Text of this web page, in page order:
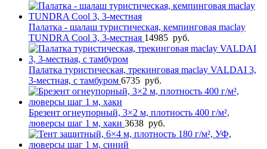
Палатка - шалаш туристическая, кемпинговая maclay
TUNDRA Cool 3, 3-местная 14985 руб.
Палатка туристическая, трекинговая maclay VALDAI 3,
3-местная, с тамбуром 6735 руб.
Брезент огнеупорный, 3×2 м, плотность 400 г/м²,
люверсы шаг 1 м, хаки 3638 руб.